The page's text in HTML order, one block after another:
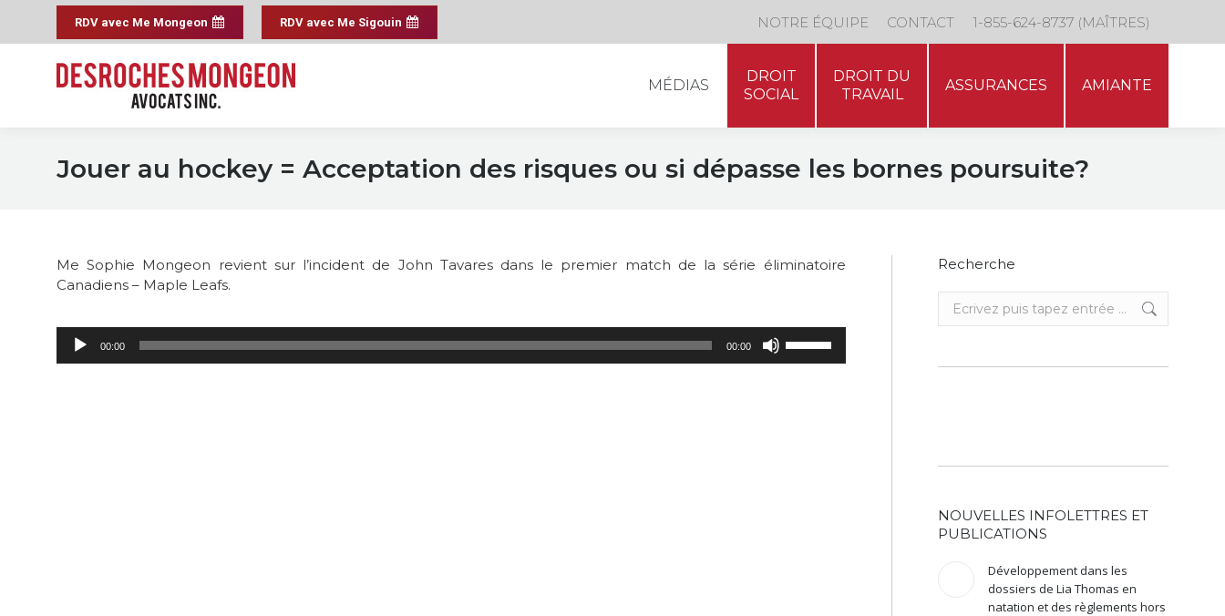
RDV avec Me Mongeon RDV avec Me Sigouin NOTRE ÉQUIPE CONTACT 1-855-624-8737 (MAÎTRES)
MÉDIAS
DROIT
SOCIAL
DROIT DU
TRAVAIL
ASSURANCES AMIANTE
Jouer au hockey = Acceptation des risques ou si dépasse les bornes poursuite?
Me Sophie Mongeon revient sur l’incident de John Tavares dans le premier match de la série éliminatoire
Canadiens – Maple Leafs.
Lecteur
audio
00:00 00:00
Recherche
Recherche
NOUVELLES INFOLETTRES ET
PUBLICATIONS
Développement dans les
dossiers de Lia Thomas en
natation et des règlements hors
DROIT
DROIT DU
ASSURANCES AMIANTE